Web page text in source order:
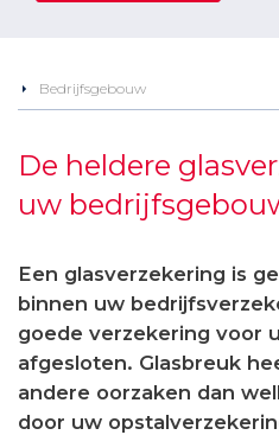
Bedrijfsgebouw
De heldere
uw
Een glasverzekering is
binnen uw
goede verzekering voor
afgesloten. Glasbreuk
andere oorzaken dan
door uw